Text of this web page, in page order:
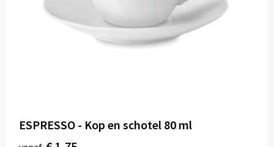
ESPRESSO - Kop en schotel 80 ml